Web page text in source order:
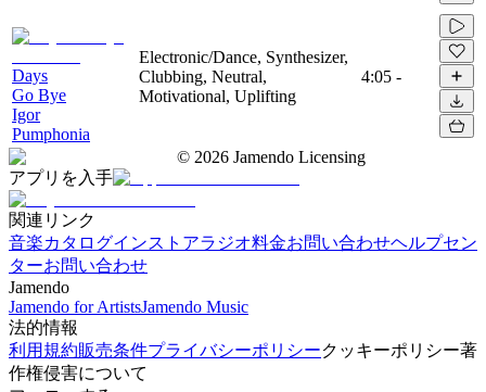
Days
Go Bye
Igor
Pumphonia
Electronic/Dance, Synthesizer,
Clubbing, Neutral,
Motivational, Uplifting
4:05 -
© 2026 Jamendo Licensing
アプリを入手
関連リンク
音楽カタログインストアラジオ料金お問い合わせヘルプセン
ターお問い合わせ
Jamendo
Jamendo for ArtistsJamendo Music
法的情報
利用規約販売条件プライバシーポリシークッキーポリシー著
作権侵害について